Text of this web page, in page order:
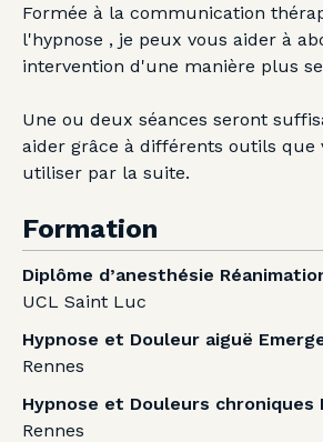
Formée à la communication
l'hypnose , je peux vous aider à
intervention d'une manière plus
Une ou deux séances seront
aider grâce à différents outils que
utiliser par la suite.
Formation
Diplôme d’anesthésie
UCL Saint Luc
Hypnose et Douleur aiguë
Rennes
Hypnose et Douleurs chroniques
Rennes